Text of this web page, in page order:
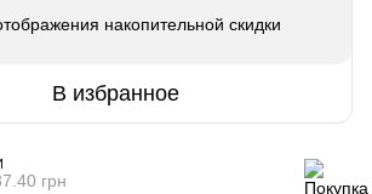
накопительной скидки
В избранное
грн